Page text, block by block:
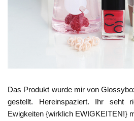
Das Produkt wurde mir von
gestellt. Hereinspaziert. Ihr seht
Ewigkeiten {wirklich EWIGKEITEN!}